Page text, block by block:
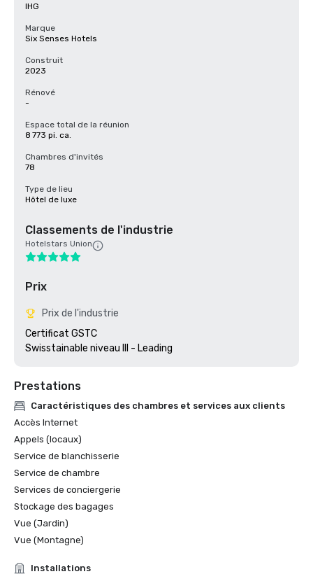
IHG
Marque
Six Senses Hotels
Construit
2023
Rénové
-
Espace total de la réunion
8 773 pi. ca.
Chambres d'invités
78
Type de lieu
Hôtel de luxe
Classements de l'industrie
Hotelstars Union
Prix
Prix de l'industrie
Certificat GSTC
Prestations
Caractéristiques des chambres et services aux clients
Accès Internet
Appels (locaux)
Service de blanchisserie
Service de chambre
Services de conciergerie
Stockage des bagages
Vue (Jardin)
Vue (Montagne)
Installations